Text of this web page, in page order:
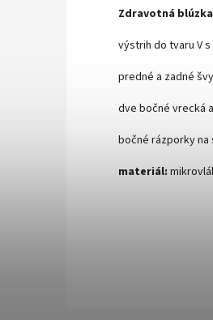
Zdravotná
výstrih do tvaru V
predné a zadné švy
dve bočné vrecká
bočné rázporky na
materiál: